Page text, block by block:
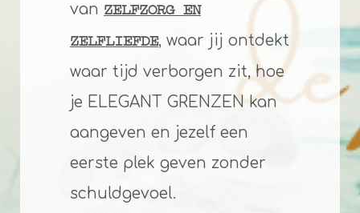
van ZELFZORG EN
ZELFLIEFDE, waar jij ontdekt
waar tijd verborgen zit, hoe
je ELEGANT GRENZEN kan
aangeven en jezelf een
eerste plek geven zonder
schuldgevoel.